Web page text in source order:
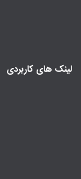
لینک های کاربردی